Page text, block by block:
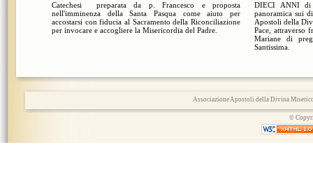
Catechesi preparata da p. Francesco e proposta
nell'imminenza della Santa Pasqua come aiuto per
accostarsi con fiducia al Sacramento della Riconciliazione
per invocare e accogliere la Misericordia del Padre.
DIECI ANNI
panoramica sui
Apostoli della
Pace, attraverso
Mariane di
Santissima.
Associazione Apostoli della Divina
©